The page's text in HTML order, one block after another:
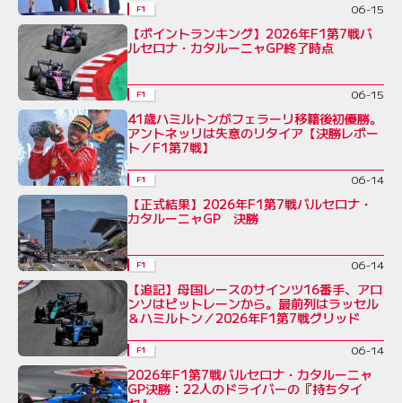
F1 06-15
【ポイントランキング】2026年F1第7戦バ
ルセロナ・カタルーニャGP終了時点
F1 06-15
41歳ハミルトンがフェラーリ移籍後初優勝。
アントネッリは失意のリタイア【決勝レポー
ト／F1第7戦】
F1 06-14
【正式結果】2026年F1第7戦バルセロナ・
カタルーニャGP 決勝
F1 06-14
【追記】母国レースのサインツ16番手、アロ
ンソはピットレーンから。最前列はラッセル
＆ハミルトン／2026年F1第7戦グリッド
F1 06-14
2026年F1第7戦バルセロナ・カタルーニャ
GP決勝：22人のドライバーの『持ちタイ